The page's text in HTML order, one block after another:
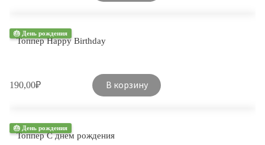
🎂 День рождения
Топпер Happy Birthday
190,00₽ В корзину
🎂 День рождения
Топпер С днем рождения